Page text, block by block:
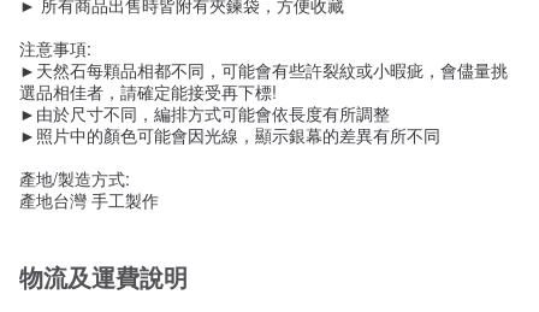
► 所有商品出售時皆附有夾鍊袋，方便收藏
注意事項:
►天然石每顆品相都不同，可能會有些許裂紋或小暇疵，會儘量挑
選品相佳者，請確定能接受再下標!
►由於尺寸不同，編排方式可能會依長度有所調整
►照片中的顏色可能會因光線，顯示銀幕的差異有所不同
產地/製造方式:
產地台灣 手工製作
物流及運費說明